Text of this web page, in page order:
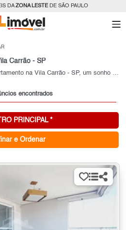
DAZONA LESTEDE SÃO PAULO
Carrão - SP
encontrados
PRINCIPAL *
e Ordenar